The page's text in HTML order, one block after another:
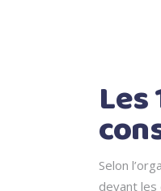
Selon
devant les